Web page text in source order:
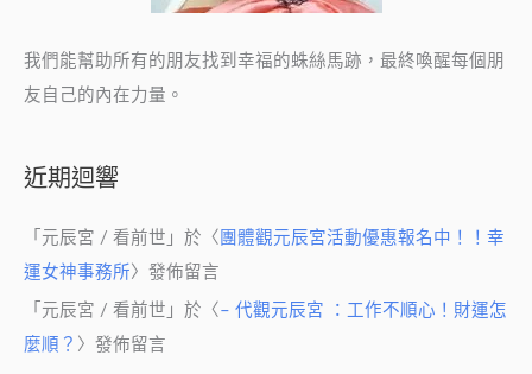
我們能幫助所有的朋友找到幸福的蛛絲馬跡，最終喚醒每個朋
友自己的內在力量。
近期迴響
「 元辰宮 / 看前世 」於〈 團體觀元辰宮活動優惠報名中！！幸
運女神事務所 〉發佈留言
「 元辰宮 / 看前世 」於〈 – 代觀元辰宮 ：工作不順心！財運怎
麼順？ 〉發佈留言